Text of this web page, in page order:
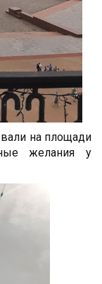
на площади
желания у